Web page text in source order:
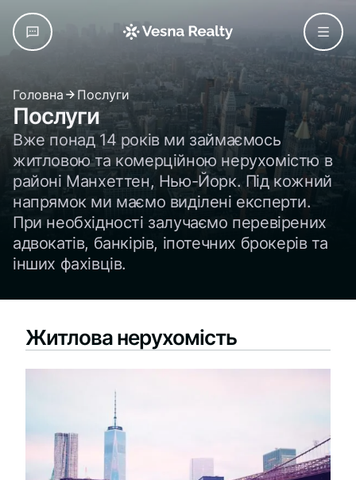
Головна Послуги
Послуги
Вже понад 14 років ми займаємось
житловою та комерційною нерухомістю в
районі Манхеттен, Нью-Йорк. Під кожний
напрямок ми маємо виділені експерти.
При необхідності залучаємо перевірених
адвокатів, банкірів, іпотечних брокерів та
інших фахівців.
Житлова нерухомість